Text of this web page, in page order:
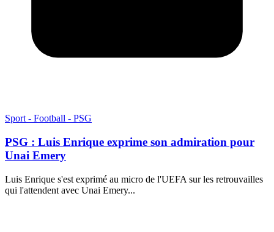
Sport - Football - PSG
PSG : Luis Enrique exprime son admiration pour
Unai Emery
Luis Enrique s'est exprimé au micro de l'UEFA sur les retrouvailles
qui l'attendent avec Unai Emery...